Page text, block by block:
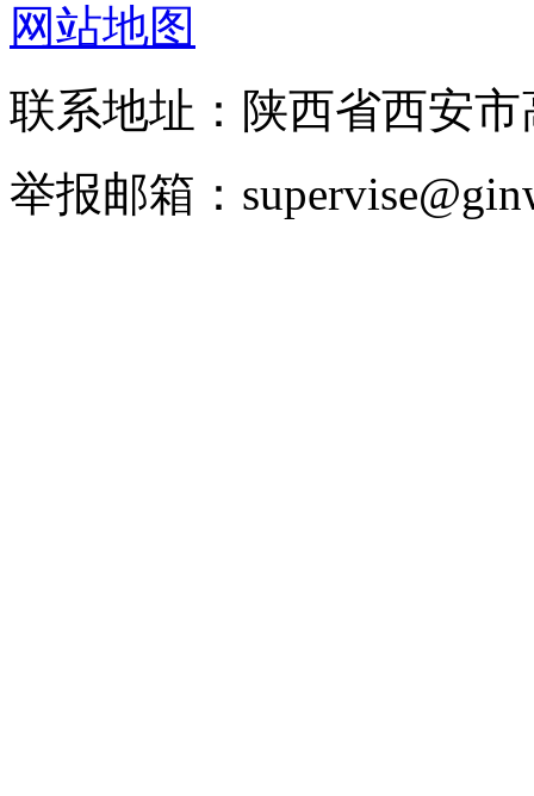
网站地图
联系地址：陕西省西安
举报邮箱：